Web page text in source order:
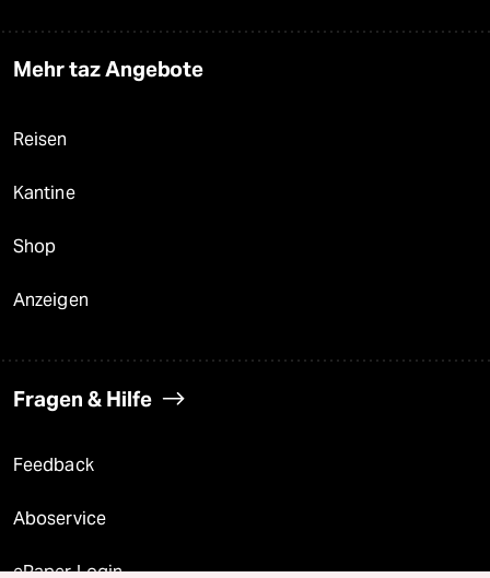
Mehr taz Angebote
Reisen
Kantine
Shop
Anzeigen
Fragen & Hilfe
Feedback
Aboservice
ePaper Login